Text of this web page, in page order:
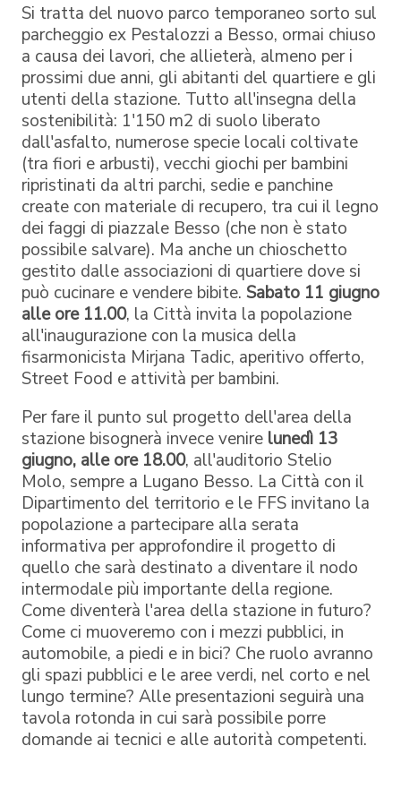
Si tratta del nuovo parco temporaneo sorto sul
parcheggio ex Pestalozzi a Besso, ormai chiuso
a causa dei lavori, che allieterà, almeno per i
prossimi due anni, gli abitanti del quartiere e gli
utenti della stazione. Tutto all'insegna della
sostenibilità: 1'150 m2 di suolo liberato
dall'asfalto, numerose specie locali coltivate
(tra fiori e arbusti), vecchi giochi per bambini
ripristinati da altri parchi, sedie e panchine
create con materiale di recupero, tra cui il legno
dei faggi di piazzale Besso (che non è stato
possibile salvare). Ma anche un chioschetto
gestito dalle associazioni di quartiere dove si
può cucinare e vendere bibite. Sabato 11 giugno
alle ore 11.00, la Città invita la popolazione
all'inaugurazione con la musica della
fisarmonicista Mirjana Tadic, aperitivo offerto,
Street Food e attività per bambini.
Per fare il punto sul progetto dell'area della
stazione bisognerà invece venire lunedì 13
giugno, alle ore 18.00, all'auditorio Stelio
Molo, sempre a Lugano Besso. La Città con il
Dipartimento del territorio e le FFS invitano la
popolazione a partecipare alla serata
informativa per approfondire il progetto di
quello che sarà destinato a diventare il nodo
intermodale più importante della regione.
Come diventerà l'area della stazione in futuro?
Come ci muoveremo con i mezzi pubblici, in
automobile, a piedi e in bici? Che ruolo avranno
gli spazi pubblici e le aree verdi, nel corto e nel
lungo termine? Alle presentazioni seguirà una
tavola rotonda in cui sarà possibile porre
domande ai tecnici e alle autorità competenti.